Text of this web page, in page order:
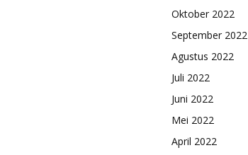
Oktober 2022
September 2022
Agustus 2022
Juli 2022
Juni 2022
Mei 2022
April 2022